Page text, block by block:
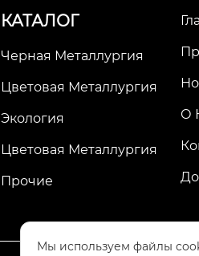
КАТАЛОГ
Черная Металлургия
Цветовая Металлургия
Экология
Цветовая Металлургия
Прочие
О
Мы используем файлы